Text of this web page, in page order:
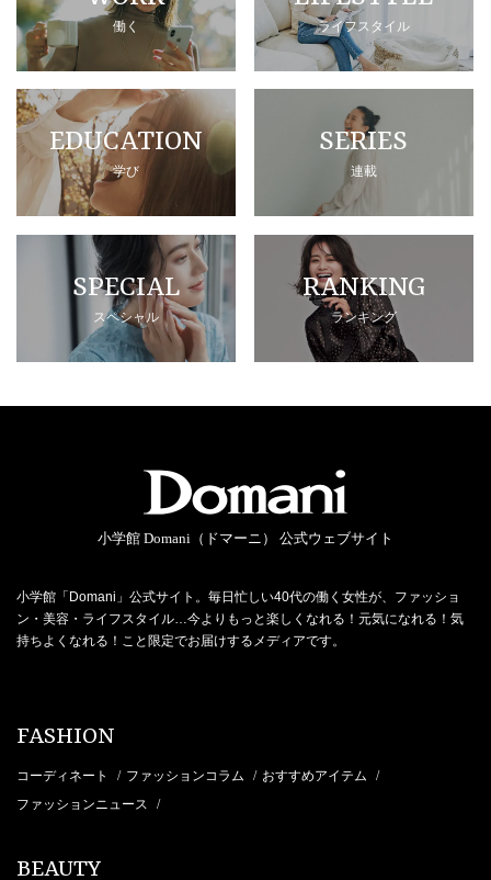
働く ライフスタイル
EDUCATION
学び
SERIES
連載
SPECIAL
スペシャル
RANKING
ランキング
小学館 Domani（ドマーニ） 公式ウェブサイト
小学館「Domani」公式サイト。毎日忙しい40代の働く女性が、ファッショ
ン・美容・ライフスタイル…今よりもっと楽しくなれる！元気になれる！気
持ちよくなれる！こと限定でお届けするメディアです。
FASHION
コーディネート / ファッションコラム / おすすめアイテム /
ファッションニュース /
BEAUTY